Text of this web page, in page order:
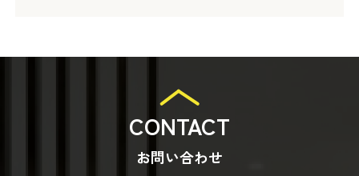
CONTACT
お問い合わせ